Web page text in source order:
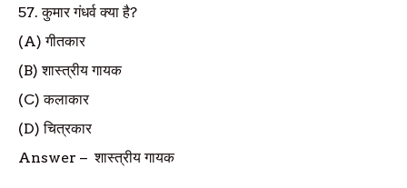
57.कुमार गंधर्व क्या है?
(A)गीतकार
(B)शास्त्रीय गायक
(C)कलाकार
(D)चित्रकार
Answer –शास्त्रीय गायक